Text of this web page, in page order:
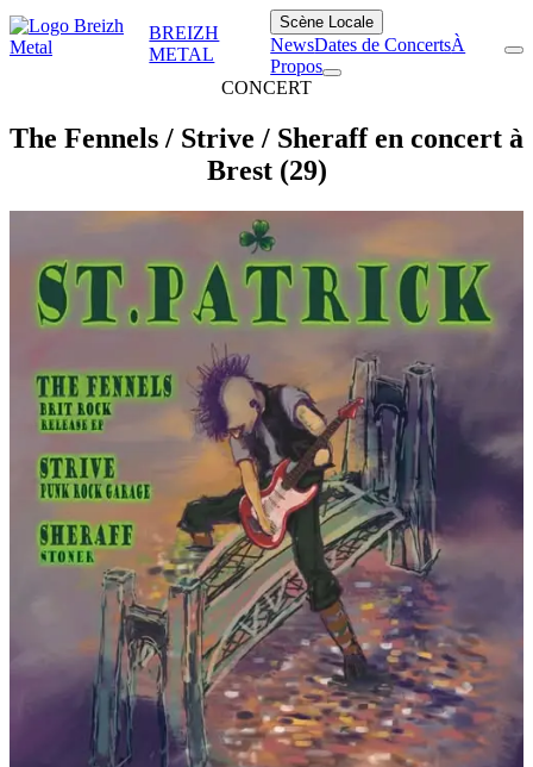
BREIZH
METAL
Scène Locale
NewsDates de ConcertsÀ
Propos
CONCERT
The Fennels / Strive / Sheraff en concert à
Brest (29)